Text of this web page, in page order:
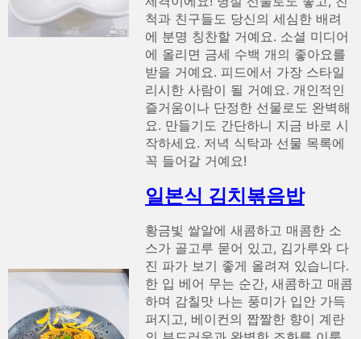
척과 친구들도 당신의 세심한 배려
에 분명 칭찬할 거예요. 소셜 미디어
에 올리면 금세 수백 개의 좋아요를
받을 거예요. 피드에서 가장 스타일
리시한 사람이 될 거예요. 개인적인
즐거움이나 단정한 선물로도 완벽해
요. 만들기도 간단하니 지금 바로 시
작하세요. 저녁 식탁과 선물 목록에
꼭 들어갈 거예요!
일본식 김치볶음밥
황금빛 쌀알에 새콤하고 매콤한 소
스가 골고루 묻어 있고, 김가루와 다
진 파가 보기 좋게 올려져 있습니다.
한 입 베어 무는 순간, 새콤하고 매콤
하며 감칠맛 나는 풍미가 입안 가득
퍼지고, 베이컨의 짭짤한 향이 계란